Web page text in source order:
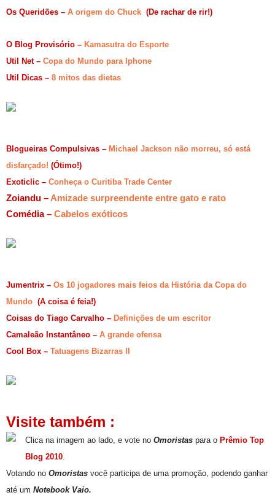
Os Queridões – A origem do Chuck (De rachar de rir!)
O Blog Provisório – Kamasutra do Esporte
Util Net – Copa do Mundo para Iphone
Util Dicas – 8 mitos das dietas
Blogueiras Compulsivas – Michael Jackson não morreu, só está
disfarçado! (Ótimo!)
Exoticlic – Conheça o Curitiba Trade Center
Zoiandu – Amizade surpreendente entre gato e rato
Comédia – Cabelos exóticos
Jumentrix – Os 10 jogadores mais feios da História da Copa do
Mundo (A coisa é feia!)
Coisas do Tiago Carvalho – Definições de um escritor
Camaleão Instantâneo – A grande ofensa
Cool Box – Tatuagens Bizarras II
Visite também :
Clica na imagem ao lado, e vote no Omoristas para o Prêmio Top
Blog 2010.
Votando no Omoristas você participa de uma promoção, podendo ganhar
até um Notebook Vaio.